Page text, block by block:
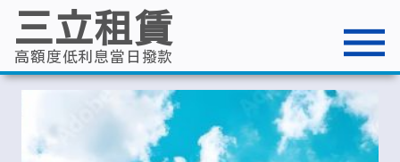
三立租賃
高額度低利息當日撥款
容